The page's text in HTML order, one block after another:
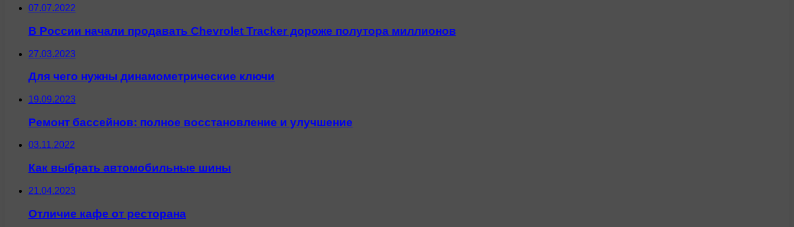
07.07.2022
В России начали продавать Chevrolet Tracker дороже полутора миллионов
27.03.2023
Для чего нужны динамометрические ключи
19.09.2023
Ремонт бассейнов: полное восстановление и улучшение
03.11.2022
Как выбрать автомобильные шины
21.04.2023
Отличие кафе от ресторана